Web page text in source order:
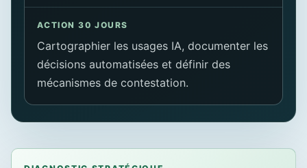
ACTION 30 JOURS
Cartographier les usages IA, documenter les
décisions automatisées et définir des
mécanismes de contestation.